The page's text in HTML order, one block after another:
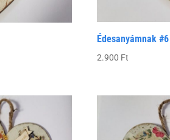
Édesanyámnak #6
2.900 Ft